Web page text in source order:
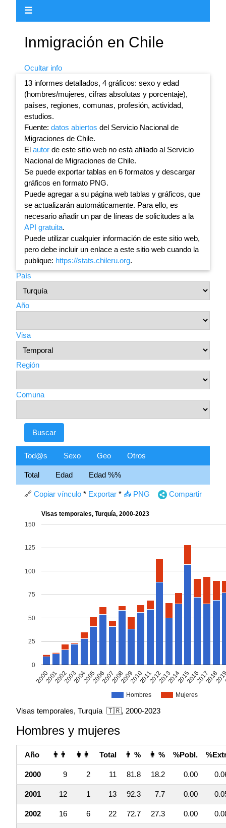
☰
Inmigración en Chile
Ocultar info
13 informes detallados, 4 gráficos: sexo y edad
(hombres/mujeres, cifras absolutas y porcentaje),
países, regiones, comunas, profesión, actividad,
estudios.
Fuente: datos abiertos del Servicio Nacional de
Migraciones de Chile.
El autor de este sitio web no está afiliado al Servicio
Nacional de Migraciones de Chile.
Se puede exportar tablas en 6 formatos y descargar
gráficos en formato PNG.
Puede agregar a su página web tablas y gráficos, que
se actualizarán automáticamente. Para ello, es
necesario añadir un par de líneas de solicitudes a la
API gratuita.
Puede utilizar cualquier información de este sitio web,
pero debe incluir un enlace a este sitio web cuando la
publique: https://stats.chileru.org.
País
Año
Visa
Región
Comuna
Tod@s Sexo Geo Otros
Total Edad Edad %%
🔗 Copiar vínculo * Exportar * 📥 PNG Compartir
Visas temporales, Turquía, 2000-2023
Hombres Mujeres
2000200120022003200420052006200720082009201020112012201320142015201620172018
0
25
50
75
100
125
150
Visas temporales, Turquía 🇹🇷, 2000-2023
Hombres y mujeres
Año 👨👨 👩👩 Total 👨 % 👩 % %Pobl.
2000 9 2 11 81.8 18.2 0.00
2001 12 1 13 92.3 7.7 0.00
2002 16 6 22 72.7 27.3 0.00